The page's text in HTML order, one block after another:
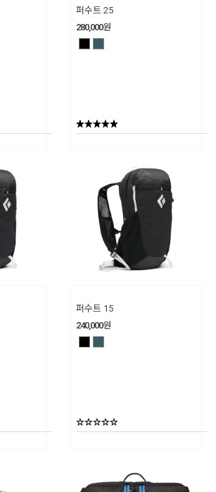
퍼수트 25
280,000원
퍼수트 15
240,000원